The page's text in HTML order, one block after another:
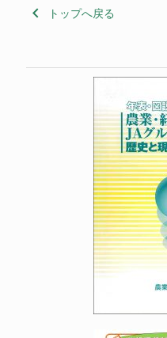
keyboard_arrow_left トップへ戻る